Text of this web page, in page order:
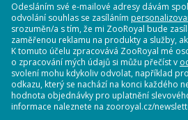
Odesláním své e-mailové adresy dávám
odvolání souhlas se zasíláním
srozuměn/a s tím, že mi ZooRoyal bude
zaměřenou reklamu na produkty a služby,
K tomuto účelu zpracovává ZooRoyal mé
o zpracování mých údajů si můžu přečíst v
svolení mohu kdykoliv odvolat, například
odkazu, který se nachází na konci každého
hodnota objednávky pro uplatnění
informace naleznete na zooroyal.cz/